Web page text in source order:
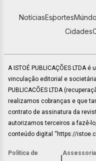
NotíciasEsportes
Cidades
A ISTOÉ PUBLICAÇÕES LTDA
vinculação editorial e societária
PUBLICACÕES LTDA
realizamos cobranças e que
contrato de assinatura da
autorizamos terceiros a fazê-
conteúdo digital “https://
Política de